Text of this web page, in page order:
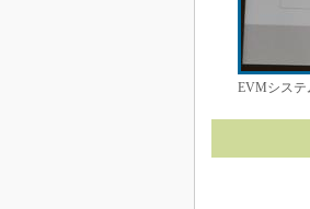
EVMシステ